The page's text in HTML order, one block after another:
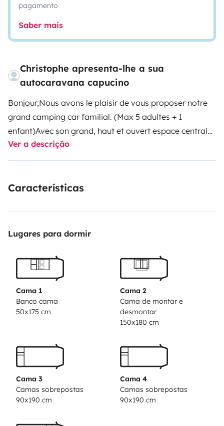
pagamento
Saber mais
Christophe apresenta-lhe a sua
autocaravana capucino
Bonjour,Nous avons le plaisir de vous proposer notre
grand camping car familial. (Max 5 adultes + 1
enfant)Avec son grand, haut et ouvert espace centrale
ouvert, vous n'aurez jamais l'impression d'être
enfermé.Celui-ci est un modèle de 2014 mais ayant peu
l'intérieur).Lors de nos nombreux et parfois long
voyages.
Nous demandons à ce que le conducteur aie
avec de gros véhicule.
D'avance merci de votre
compréhension.
Ver a descrição
Características
Lugares para dormir
Cama 1
Banco cama
50x175 cm
Cama 2
Cama de montar e
desmontar
150x180 cm
Cama 3
Camas sobrepostas
90x190 cm
Cama 4
Camas sobrepostas
90x190 cm